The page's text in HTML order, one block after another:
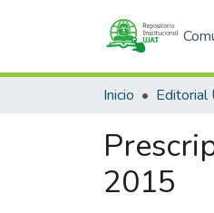
Inicio Editorial
2015